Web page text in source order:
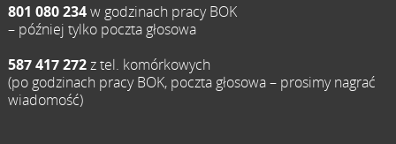
801 080 234w godzinach pracy BOK
– później tylko poczta głosowa
587 417 272z tel. komórkowych
(po godzinach pracy BOK, poczta głosowa – prosimy nagrać
wiadomość)